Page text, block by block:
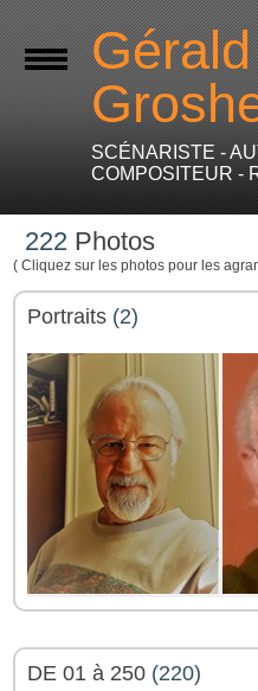
Gérald
SCÉNARISTE -
COMPOSITEUR -
222 Photos
( Cliquez sur les photos pour les
Portraits (2)
DE 01 à 250 (220)